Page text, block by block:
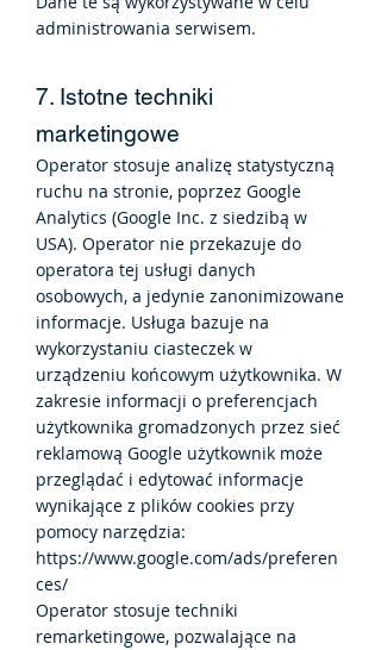
administrowania serwisem.
7. Istotne techniki
marketingowe
Operator stosuje analizę statystyczną
ruchu na stronie, poprzez Google
Analytics (Google Inc. z siedzibą w
USA). Operator nie przekazuje do
operatora tej usługi danych
osobowych, a jedynie zanonimizowane
informacje. Usługa bazuje na
wykorzystaniu ciasteczek w
urządzeniu końcowym użytkownika. W
zakresie informacji o preferencjach
użytkownika gromadzonych przez sieć
reklamową Google użytkownik może
przeglądać i edytować informacje
wynikające z plików cookies przy
pomocy narzędzia:
https://www.google.com/ads/preferen
ces/
Operator stosuje techniki
remarketingowe, pozwalające na